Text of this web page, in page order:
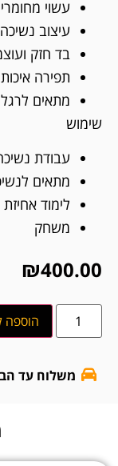
עשוי
עיצוב
בד חזק
תפירה
מתאים
שימוש
עבודת
מתאים
לימוד
משחק
₪400.00
הוספה
משלוח עד